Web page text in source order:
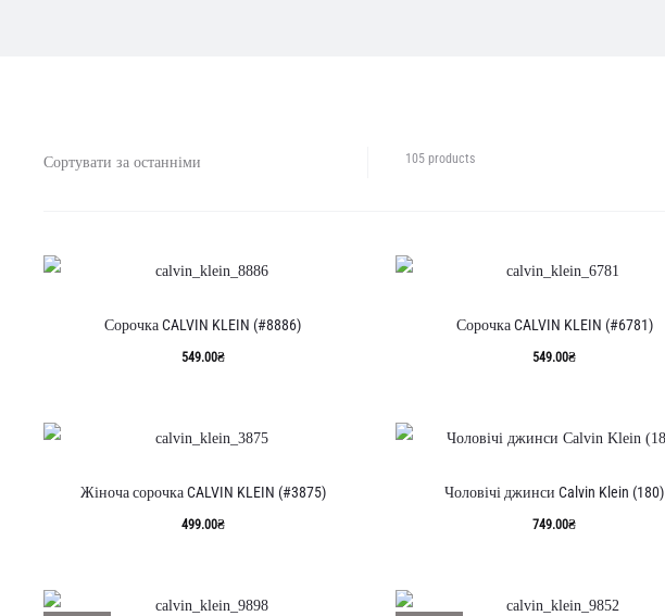
105 productsПоказано
Сортовано
останнім
Сорочка CALVIN KLEIN (#8886)
549.00₴
Сорочка CALVIN KLEIN (#6781)
549.00₴
Жіноча сорочка CALVIN KLEIN (#3875)
499.00₴
Чоловічі джинси Calvin Klein (180)
749.00₴